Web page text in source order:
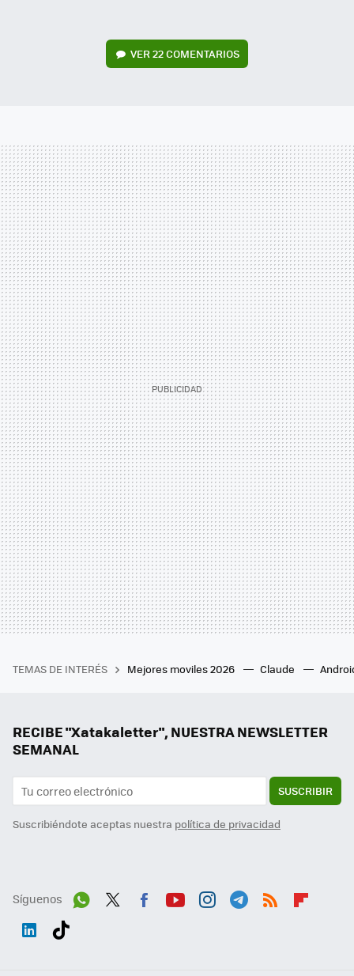
VER22 COMENTARIOS
TEMAS DE INTERÉS Mejores moviles 2026 Claude
RECIBE "Xatakaletter", NUESTRA NEWSLETTER
SEMANAL
SUSCRIBIR
Suscribiéndote aceptas nuestra política de privacidad
Síguenos